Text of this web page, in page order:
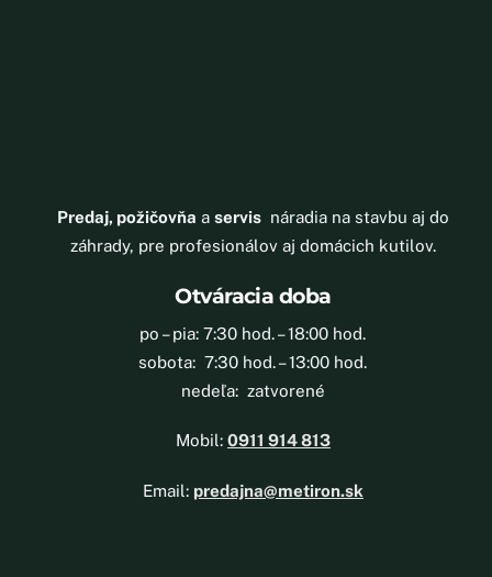
Predaj, požičovňa a servisnáradia na stavbu aj do
záhrady, pre profesionálov aj domácich kutilov.
Otváracia doba
po – pia: 7:30 hod. – 18:00 hod.
sobota: 7:30 hod. – 13:00 hod.
nedeľa: zatvorené
Mobil: 0911 914 813
Email: predajna@metiron.sk